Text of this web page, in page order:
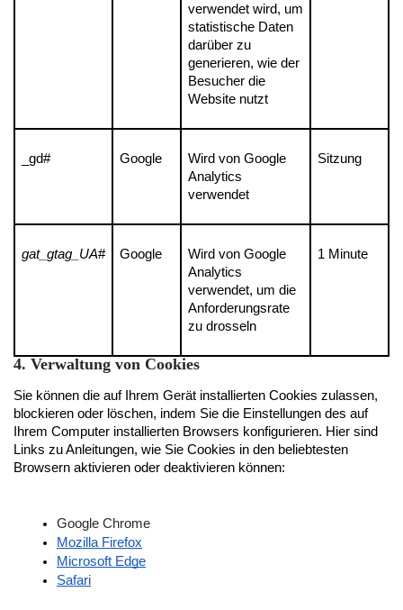
verwendet wird, um
statistische Daten
darüber zu
generieren, wie der
Besucher die
Website nutzt
_gd# Google
Wird von Google
Analytics
verwendet
Sitzung
gat_gtag_UA# Google
Wird von Google
Analytics
verwendet, um die
Anforderungsrate
zu drosseln
1 Minute
4. Verwaltung von Cookies
Sie können die auf Ihrem Gerät installierten Cookies zulassen,
blockieren oder löschen, indem Sie die Einstellungen des auf
Ihrem Computer installierten Browsers konfigurieren. Hier sind
Links zu Anleitungen, wie Sie Cookies in den beliebtesten
Browsern aktivieren oder deaktivieren können:
Google Chrome
Mozilla Firefox
Microsoft Edge
Safari